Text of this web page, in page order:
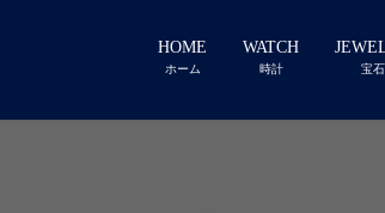
HOME
ホーム
WATCH
時計 宝石